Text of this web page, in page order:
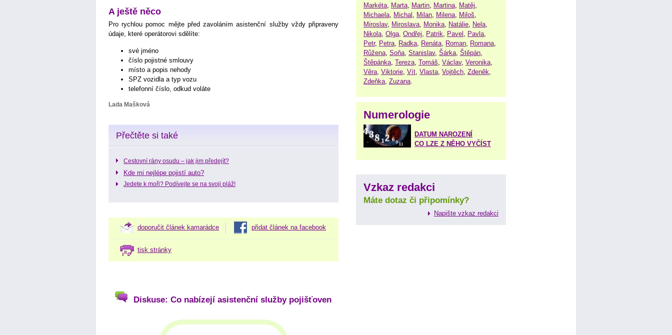
A ještě něco
Pro rychlou pomoc mějte před zavoláním asistenční služby vždy připraveny
údaje, které operátorovi sdělíte:
své jméno
číslo pojistné smlouvy
místo a popis nehody
SPZ vozidla a typ vozu
telefonní číslo, odkud voláte
Lada Mašková
Přečtěte si také
Cestovní rány osudu – jak jim předejít?
Kde mi nejlépe pojistí auto?
Jedete k moři? Podívejte se na svoji pláž!
doporučit článek kamarádce přidat článek na facebook
tisk stránky
Diskuse: Co nabízejí asistenční služby pojišťoven
Markéta Marta Martin Martina Matěj
Michaela Michal Milan Milena Miloš
Miroslav, Miroslava Monika Natálie Nela
Nikola Olga Ondřej Patrik Pavel Pavla
Petr, Petra Radka Renáta Roman Romana
Růžena Soňa Stanislav, Šárka Štěpán
Štěpánka Tereza Tomáš Václav, Veronika
Věra Viktorie Vít Vlasta Vojtěch Zdeněk
Zdeňka Zuzana
Numerologie
DATUM NAROZENÍ
CO LZE Z NĚHO VYČÍST
Vzkaz redakci
Máte dotaz či připomínky?
Napište vzkaz redakci